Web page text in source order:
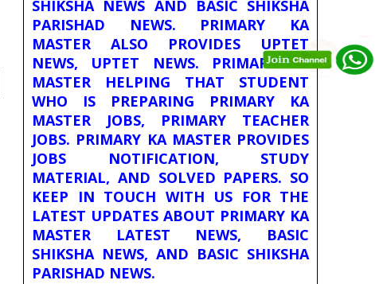
SHIKSHA NEWS AND BASIC SHIKSHA
PARISHAD NEWS. PRIMARY KA
MASTER ALSO PROVIDES UPTET
NEWS, UPTET NEWS. PRIMARY KA
MASTER HELPING THAT STUDENT
WHO IS PREPARING PRIMARY KA
MASTER JOBS, PRIMARY TEACHER
JOBS. PRIMARY KA MASTER PROVIDES
JOBS NOTIFICATION, STUDY
MATERIAL, AND SOLVED PAPERS. SO
KEEP IN TOUCH WITH US FOR THE
LATEST UPDATES ABOUT PRIMARY KA
MASTER LATEST NEWS, BASIC
SHIKSHA NEWS, AND BASIC SHIKSHA
PARISHAD NEWS.